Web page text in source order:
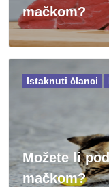
mačkom?
Možete li
mačkom?
Istaknuti članci